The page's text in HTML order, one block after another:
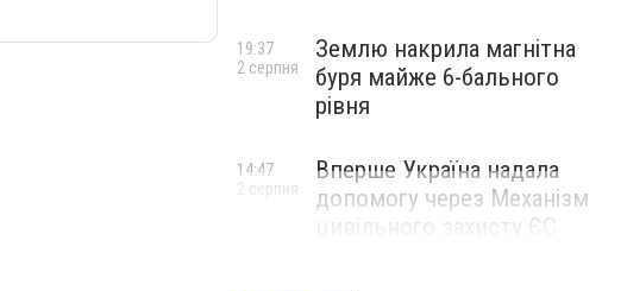
Землю накрила магнітна
буря майже 6-бального
рівня
19:37
2 серпня
Вперше Україна надала
допомогу через Механізм
цивільного захисту ЄС
14:47
2 серпня